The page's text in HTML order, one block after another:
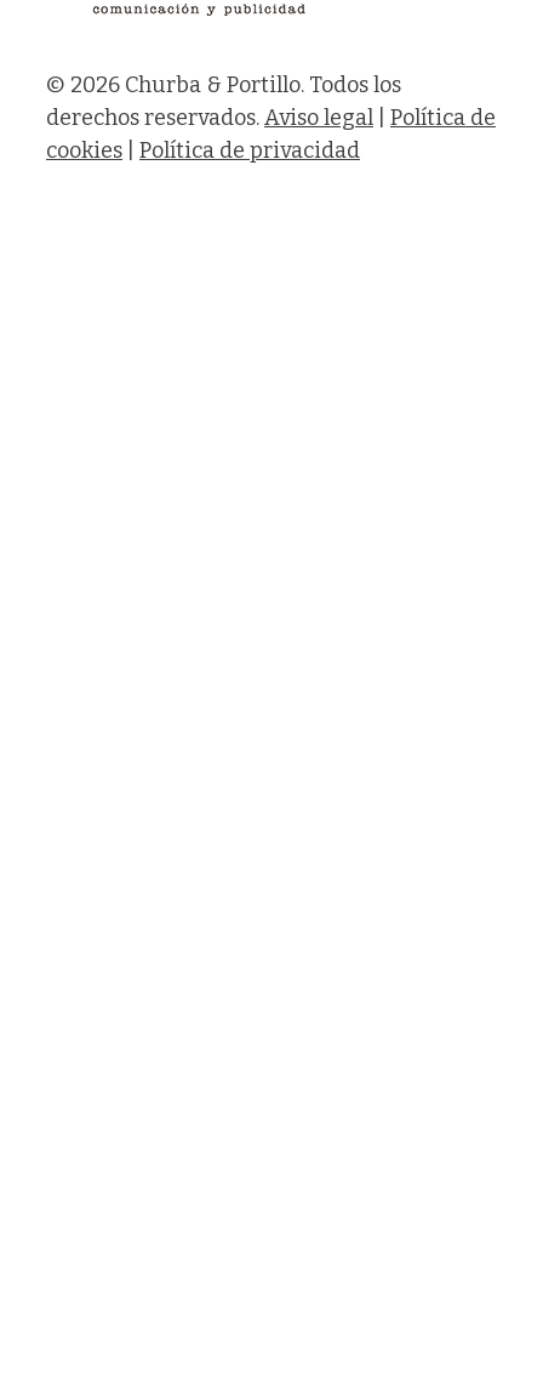
© 2026 Churba & Portillo. Todos los
derechos reservados.Aviso legal
Política de
cookies
Política de privacidad